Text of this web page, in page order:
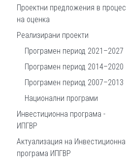
Проектни предложения в процес
на оценка
Реализирани проекти
Програмен период 2021–2027
Програмен период 2014–2020
Програмен период 2007–2013
Национални програми
Инвестиционна програма -
ИПГВР
Актуализация на Инвестиционна
програма ИПГВР